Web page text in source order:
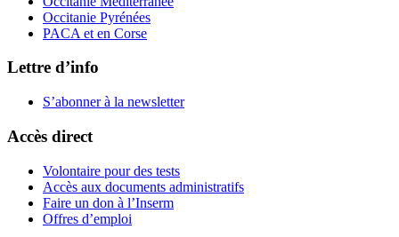
Occitanie Pyrénées
PACA et en Corse
Lettre d’info
S’abonner à la newsletter
Accès direct
Volontaire pour des tests
Accès aux documents administratifs
Faire un don à l’Inserm
Offres d’emploi